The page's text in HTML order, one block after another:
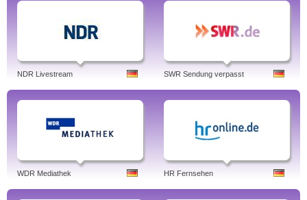
NDR Livestream SWR Sendung verpasst
WDR Mediathek HR Fernsehen